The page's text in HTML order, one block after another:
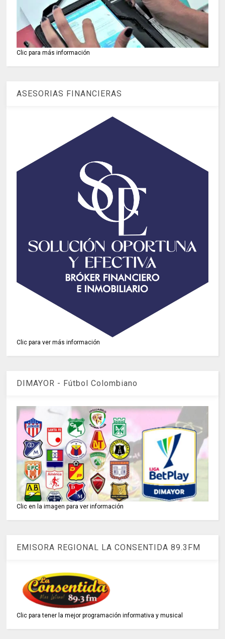
Clic para más información
ASESORIAS FINANCIERAS
Clic para ver más información
DIMAYOR - Fútbol Colombiano
Clic en la imagen para ver información
EMISORA REGIONAL LA CONSENTIDA 89.3FM
Clic para tener la mejor programación informativa y musical